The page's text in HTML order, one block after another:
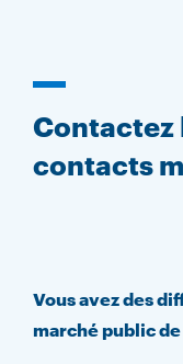
Contactez
contacts
Vous avez des
marché public de